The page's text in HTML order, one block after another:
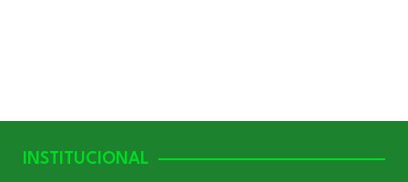
INSTITUCIONAL